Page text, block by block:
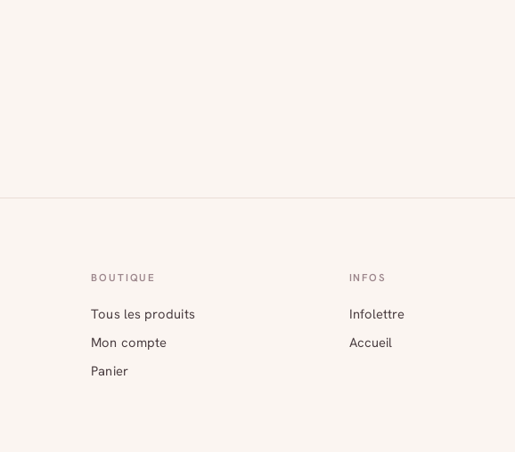
BOUTIQUE
Tous les produits
Mon compte
Panier
INFOS
Infolettre
Accueil